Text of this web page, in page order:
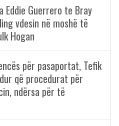
Eddie Guerrero te Bray
vdesin në moshë të
Hogan
për pasaportat, Tefik
që procedurat për
ndërsa për të